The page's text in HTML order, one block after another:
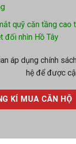
quỹ căn tầng
đối nhìn Hồ Tây
áp dụng chính
hệ để được
KÍ MUA CĂN HỘ